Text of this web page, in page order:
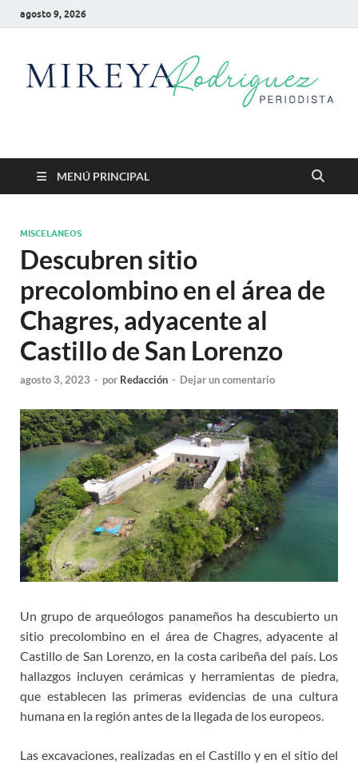
agosto 9, 2026
Mireya Rodriguez
MENÚ PRINCIPAL
MISCELANEOS
Descubren sitio
precolombino en el área de
Chagres, adyacente al
Castillo de San Lorenzo
agosto 3, 2023 - por Redacción - Dejar un comentario
Un grupo de arqueólogos panameños ha descubierto un
sitio precolombino en el área de Chagres, adyacente al
Castillo de San Lorenzo, en la costa caribeña del país. Los
hallazgos incluyen cerámicas y herramientas de piedra,
que establecen las primeras evidencias de una cultura
humana en la región antes de la llegada de los europeos.
Las excavaciones, realizadas en el Castillo y en el sitio del